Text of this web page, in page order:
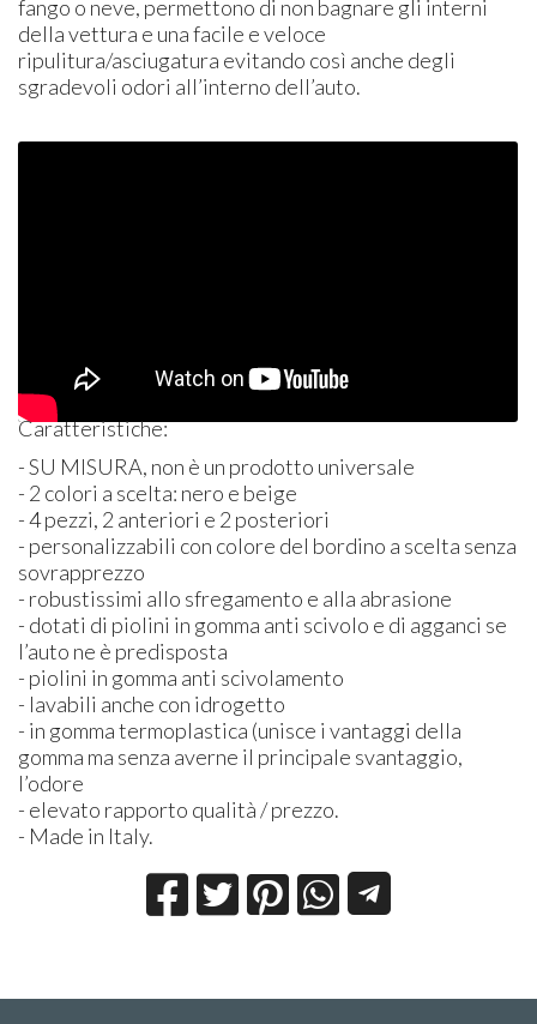
fango o neve, permettono di non bagnare gli interni
della vettura e una facile e veloce
ripulitura/asciugatura evitando così anche degli
sgradevoli odori all’interno dell’auto.
Caratteristiche:
- SU MISURA, non è un prodotto universale
- 2 colori a scelta: nero e beige
- 4 pezzi, 2 anteriori e 2 posteriori
- personalizzabili con colore del bordino a scelta senza
sovrapprezzo
- robustissimi allo sfregamento e alla abrasione
- dotati di piolini in gomma anti scivolo e di agganci se
l’auto ne è predisposta
- piolini in gomma anti scivolamento
- lavabili anche con idrogetto
- in gomma termoplastica (unisce i vantaggi della
gomma ma senza averne il principale svantaggio,
l’odore
- elevato rapporto qualità / prezzo.
- Made in Italy.